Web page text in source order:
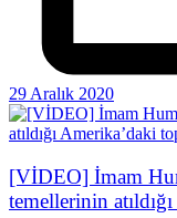
29 Aralık 2020
[VİDEO] İmam
temellerinin